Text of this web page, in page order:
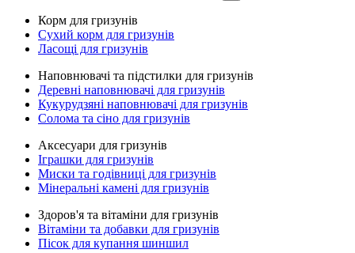
Корм для гризунів
Сухий корм для гризунів
Ласощі для гризунів
Наповнювачі та підстилки для гризунів
Деревні наповнювачі для гризунів
Кукурудзяні наповнювачі для гризунів
Солома та сіно для гризунів
Аксесуари для гризунів
Іграшки для гризунів
Миски та годівниці для гризунів
Мінеральні камені для гризунів
Здоров'я та вітаміни для гризунів
Вітаміни та добавки для гризунів
Пісок для купання шиншил